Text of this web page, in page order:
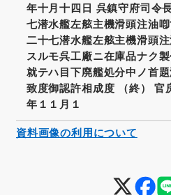
年十月十四日 呉鎮守府司令
七潜水艦左舷主機滑頭注油
二十七潜水艦左舷主機滑頭
スルモ呉工廠ニ在庫品ナク
就テハ目下廃艦処分中ノ首
致度御認許相成度 （終） 官
年１１月１
資料画像の利用について